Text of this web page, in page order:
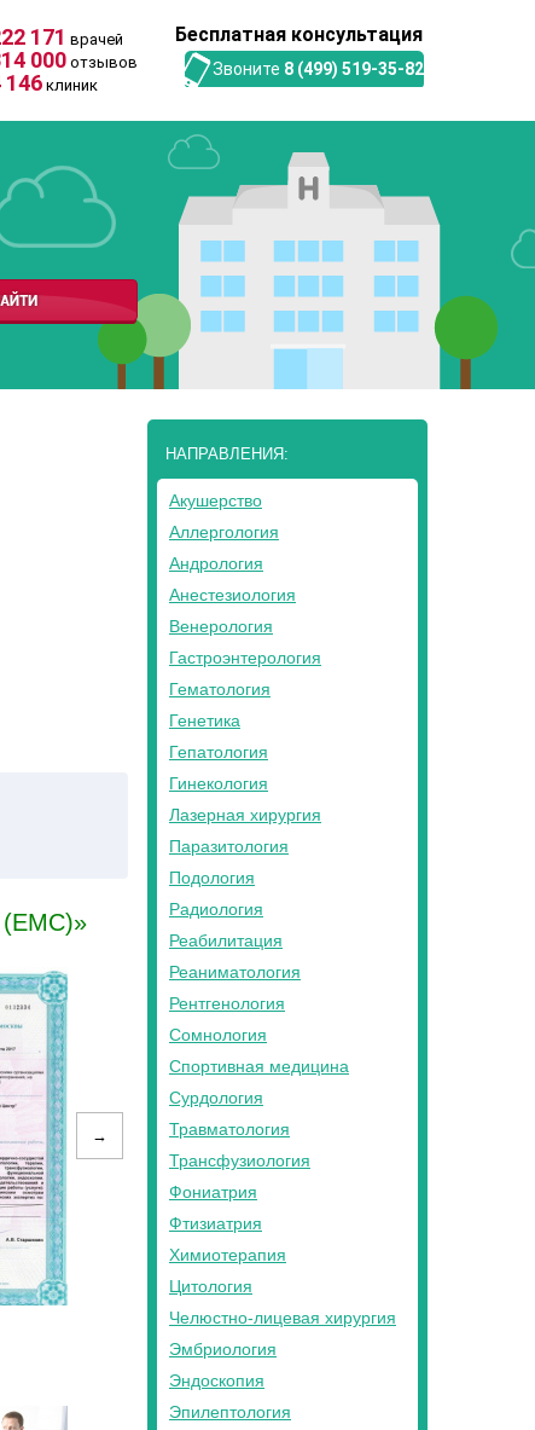
171 врачей
000 отзывов
146 клиник
Бесплатная консультация
Звоните 8 (499) 519-35-82
(ЕМС)»
→
НАПРАВЛЕНИЯ:
Акушерство
Аллергология
Андрология
Анестезиология
Венерология
Гастроэнтерология
Гематология
Генетика
Гепатология
Гинекология
Лазерная хирургия
Паразитология
Подология
Радиология
Реабилитация
Реаниматология
Рентгенология
Сомнология
Спортивная медицина
Сурдология
Травматология
Трансфузиология
Фониатрия
Фтизиатрия
Химиотерапия
Цитология
Челюстно-лицевая хирургия
Эмбриология
Эндоскопия
Эпилептология